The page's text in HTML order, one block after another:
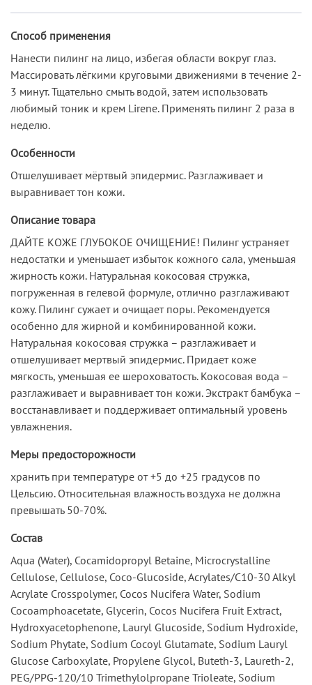
Способ применения
Нанести пилинг на лицо, избегая области вокруг глаз.
Массировать лёгкими круговыми движениями в течение 2-
3 минут. Тщательно смыть водой, затем использовать
любимый тоник и крем Lirene. Применять пилинг 2 раза в
неделю.
Особенности
Отшелушивает мёртвый эпидермис. Разглаживает и
выравнивает тон кожи.
Описание товара
ДАЙТЕ КОЖЕ ГЛУБОКОЕ ОЧИЩЕНИЕ! Пилинг устраняет
недостатки и уменьшает избыток кожного сала, уменьшая
жирность кожи. Натуральная кокосовая стружка,
погруженная в гелевой формуле, отлично разглаживают
кожу. Пилинг сужает и очищает поры. Рекомендуется
особенно для жирной и комбинированной кожи.
Натуральная кокосовая стружка – разглаживает и
отшелушивает мертвый эпидермис. Придает коже
мягкость, уменьшая ее шероховатость. Кокосовая вода –
разглаживает и выравнивает тон кожи. Экстракт бамбука –
восстанавливает и поддерживает оптимальный уровень
увлажнения.
Меры предосторожности
хранить при температуре от +5 до +25 градусов по
Цельсию. Относительная влажность воздуха не должна
превышать 50-70%.
Состав
Aqua (Water), Cocamidopropyl Betaine, Microcrystalline
Cellulose, Cellulose, Coco-Glucoside, Acrylates/C10-30 Alkyl
Acrylate Crosspolymer, Cocos Nucifera Water, Sodium
Cocoamphoacetate, Glycerin, Cocos Nucifera Fruit Extract,
Hydroxyacetophenone, Lauryl Glucoside, Sodium Hydroxide,
Sodium Phytate, Sodium Cocoyl Glutamate, Sodium Lauryl
Glucose Carboxylate, Propylene Glycol, Buteth-3, Laureth-2,
PEG/PPG-120/10 Trimethylolpropane Trioleate, Sodium